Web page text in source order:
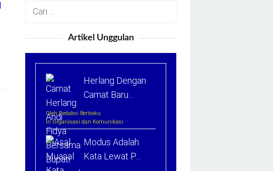
Cari
Artikel Unggulan
Herlang Dengan
Camat Baru…
Oleh Redaksi Beritaku
In Organisasi dan Komunikasi
Modus Adalah
Kata Lewat P…